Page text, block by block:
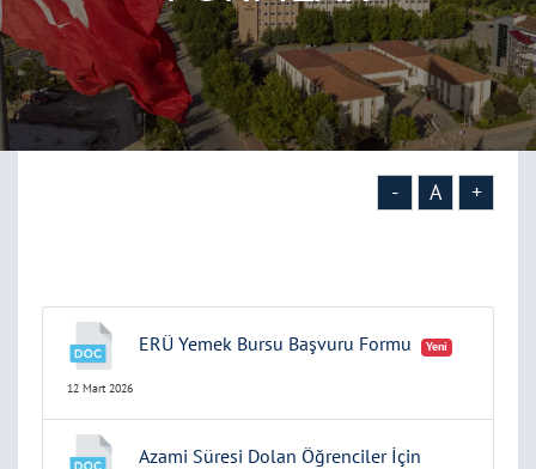
- A +
ERÜ Yemek Bursu Başvuru Formu Yeni
12 Mart 2026
Azami Süresi Dolan Öğrenciler İçin